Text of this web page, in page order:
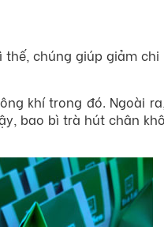
chúng giúp giảm
khí trong đó. Ngoài
bao bì trà hút chân